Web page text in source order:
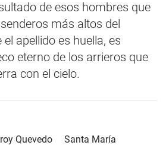
de esos hombres que
más altos del
apellido es huella, es
eterno de los arrieros que
con el cielo.
Quevedo
Santa María